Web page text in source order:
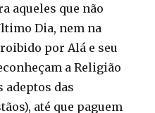
aqueles que não
Dia, nem na
por Alá e seu
a Religião
adeptos das
até que paguem